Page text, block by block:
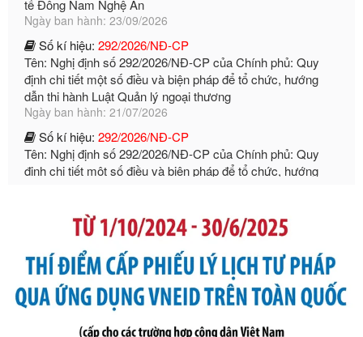
Số kí hiệu:292/2026/NĐ-CP
Tên: Nghị định số 292/2026/NĐ-CP của Chính phủ: Quy
định chi tiết một số điều và biện pháp để tổ chức, hướng
dẫn thi hành Luật Quản lý ngoại thương
Ngày ban hành: 21/07/2026
Số kí hiệu:292/2026/NĐ-CP
Tên: Nghị định số 292/2026/NĐ-CP của Chính phủ: Quy
định chi tiết một số điều và biện pháp để tổ chức, hướng
dẫn thi hành Luật Quản lý ngoại thương
Ngày ban hành: 21/07/2026
Tên: Thông tư số 105/2026/TT-BTC của Bộ Tài chính: Bãi
bỏ Thông tư số 87/2019/TT- BТC ngày 19 tháng 12 năm
2019 của Bộ trưởng Bộ Tài chính hướng dẫn thực hiện xử
phạt vi phạm hành chính trong lĩnh vực kho bạc nhà nước
Ngày ban hành: 21/07/2026
Số kí hiệu:291/2026/NĐ-CP
Tên: Nghị định số 291/2026/NĐ-CP của Chính phủ: Sửa